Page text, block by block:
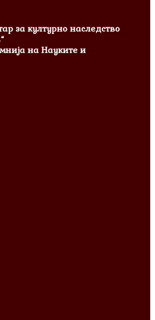
за културно наследство
на Науките и